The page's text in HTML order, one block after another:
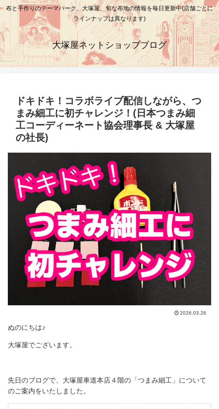
布と手作りのテーマパーク、大塚屋。旬な布地の情報を毎日更新中(店舗ごとに
ラインナップは異なります)
大塚屋ネットショップブログ
ドキドキ！コラボライブ配信しながら、つ
まみ細工に初チャレンジ！(日本つまみ細
工コーディーネート協会理事長 & 大塚屋
の社長)
2026.03.26
ぬのにちは♪
大塚屋でございます。
先日のブログで、大塚屋車道本店４階の「つまみ細工」について
のご案内をいたしました。